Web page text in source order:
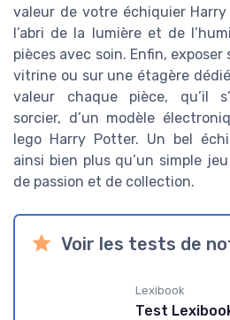
valeur de votre échiquier
l’abri de la lumière et de
pièces avec soin. Enfin,
vitrine ou sur une étagère
valeur chaque pièce, qu’il
sorcier, d’un modèle
lego Harry Potter. Un bel
ainsi bien plus qu’un simple
de passion et de collection.
Voir les tests de
Lexibook
Test